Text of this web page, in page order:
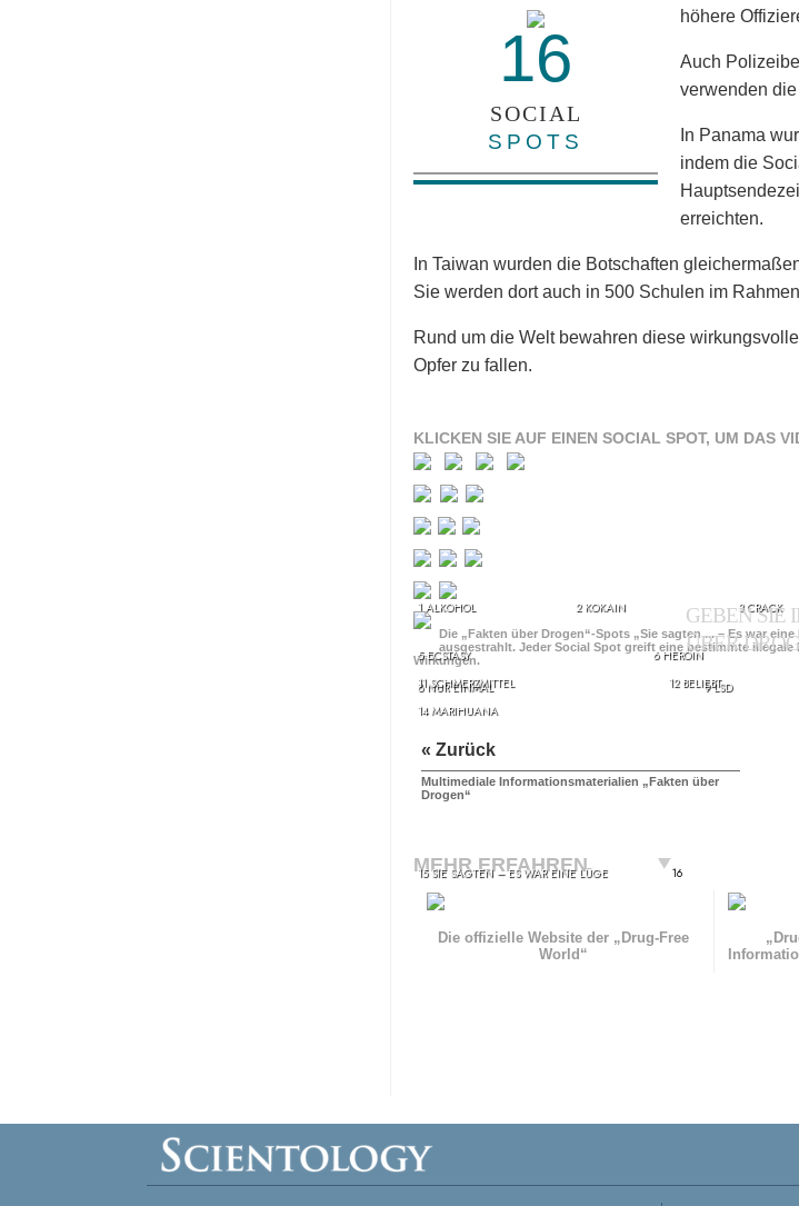
16
SOCIAL
SPOTS
höhere
Auch
verwenden
In Panama
indem die
erreichten.
In Taiwan wurden die Botschaften
Sie werden dort auch in 500 Schulen im
Rund um die Welt bewahren diese
Opfer zu fallen.
KLICKEN SIE AUF EINEN SOCIAL SPOT, UM DAS
1 ALKOHOL 2 KOKAIN 3 CRACK
5 ECSTASY 6 HEROIN
8 NUR EINMAL
9 LSD
11 SCHMERZMITTEL 12 BELIEBT
14 MARIHUANA
15 SIE SAGTEN – ES WAR EINE LÜGE 16
GEBEN SIE
ÜBER
Die „Fakten über Drogen“-Spots „Sie sagten ... – Es war
ausgestrahlt. Jeder Social Spot greift eine bestimmte
Wirkungen.
« Zurück
Multimediale Informationsmaterialien „Fakten über
Drogen“
MEHR ERFAHREN
Die offizielle Website der „Drug-Free
World“